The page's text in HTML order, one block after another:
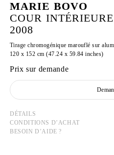
MARIE BOVO
COUR
2008
Tirage chromogénique marouflé sur
120 x 152 cm (47.24 x 59.84 inches)
Prix sur demande
DÉTAILS
CONDITIONS D’ACHAT
BESOIN D’AIDE ?